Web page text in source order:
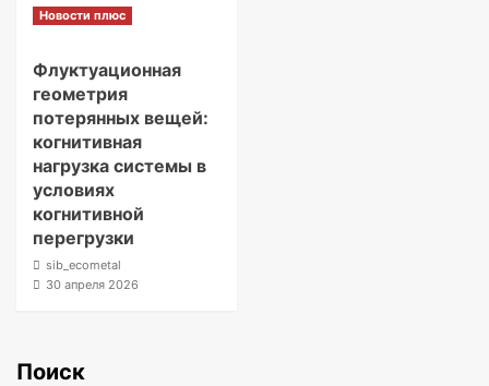
Новости плюс
Флуктуационная
геометрия
потерянных вещей:
когнитивная
нагрузка системы в
условиях
когнитивной
перегрузки
sib_ecometal
30 апреля 2026
Поиск